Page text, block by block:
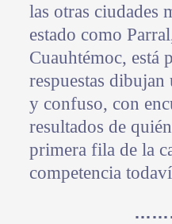
las otras ciudades
estado como
Cuauhtémoc, está
respuestas
y confuso, con
resultados de
primera fila de la
competencia